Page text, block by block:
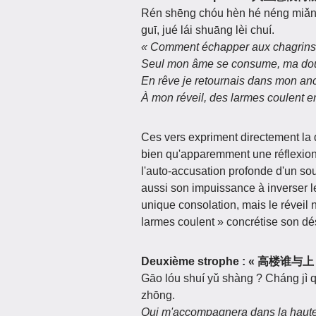
Rén shēng chóu hèn hé néng
guī, jué lái shuāng lèi chuí.
« Comment échapper aux
Seul mon âme se consume, ma
En rêve je retournais dans mon
À mon réveil, des larmes coulent
Ces vers expriment directement
bien qu'apparemment une
l'auto-accusation profonde d'un
aussi son impuissance à inverser
unique consolation, mais le réveil
larmes coulent » concrétise son
Deuxième strophe : « 高楼谁与
Gāo lóu shuí yǔ shàng ? Cháng jì
zhōng.
Qui m'accompagnera dans la